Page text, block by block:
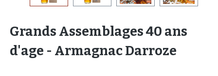
Grands Assemblages 40 ans
d'age - Armagnac Darroze